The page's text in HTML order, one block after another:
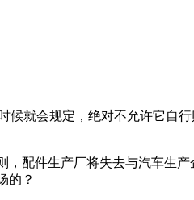
就会规定，绝对不允许它自
配件生产厂将失去与汽车生
的？